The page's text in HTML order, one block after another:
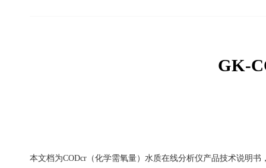
GK-
本文档为CODcr（化学需氧量）水质在线分析仪产品技术说明书